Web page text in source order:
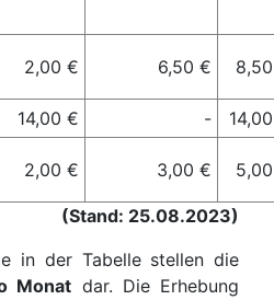
2,00 € 6,50 €
14,00 € -
2,00 € 3,00 €
(Stand: 25.08.2023)
in der Tabelle stellen die
Monat dar. Die Erhebung